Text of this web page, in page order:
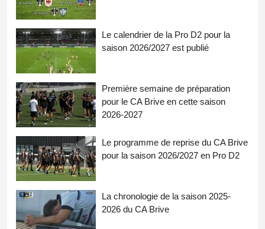
Le calendrier de la Pro D2 pour la
saison 2026/2027 est publié
Première semaine de préparation
pour le CA Brive en cette saison
2026-2027
Le programme de reprise du CA Brive
pour la saison 2026/2027 en Pro D2
La chronologie de la saison 2025-
2026 du CA Brive